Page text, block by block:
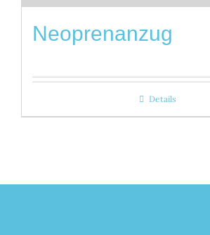
Neoprenanzug
Details